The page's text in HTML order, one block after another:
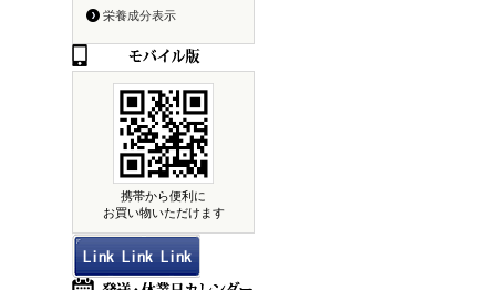
栄養成分表示
携帯から便利に
お買い物いただけます